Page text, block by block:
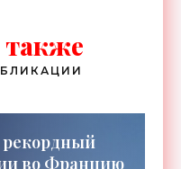
во Францию